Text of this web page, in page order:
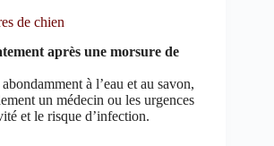
de chien
après une morsure de
à l’eau et au savon,
un médecin ou les urgences
et le risque d’infection.